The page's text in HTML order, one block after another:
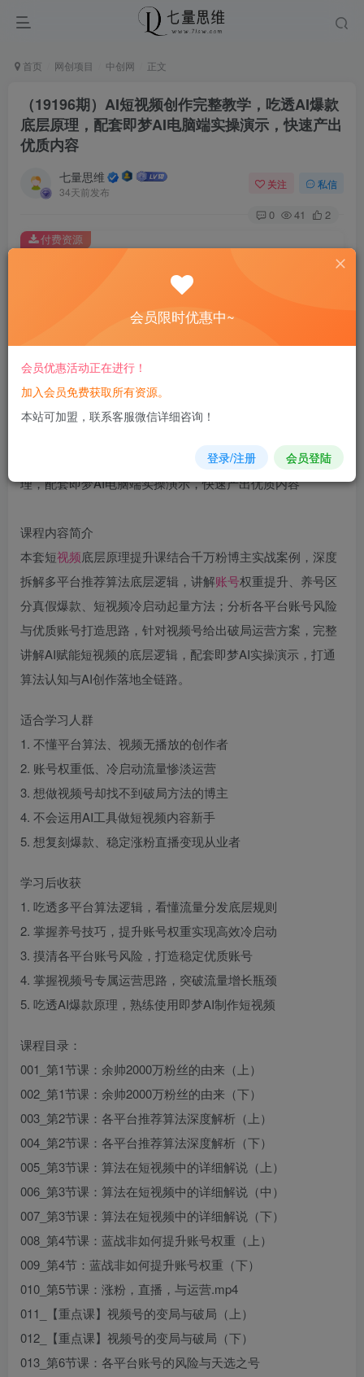
首页 网创项目 中创网 正文
（19196期）AI短视频创作完整教学，吃透AI爆款
底层原理，配套即梦AI电脑端实操演示，快速产出
优质内容
七量思维
34天前发布
关注 私信
0 41 2
此内容为付费资源，请付费后查看
￥8.8
黄金会员免费 钻石会员免费
您当前未登录！建议登陆后购买，可保存购买订单
付费资源
课程内容简介
本套短视频底层原理提升课结合千万粉博主实战案例，深度
拆解多平台推荐算法底层逻辑，讲解账号权重提升、养号区
分真假爆款、短视频冷启动起量方法；分析各平台账号风险
与优质账号打造思路，针对视频号给出破局运营方案，完整
讲解AI赋能短视频的底层逻辑，配套即梦AI实操演示，打通
算法认知与AI创作落地全链路。
适合学习人群
1. 不懂平台算法、视频无播放的创作者
2. 账号权重低、冷启动流量惨淡运营
3. 想做视频号却找不到破局方法的博主
4. 不会运用AI工具做短视频内容新手
5. 想复刻爆款、稳定涨粉直播变现从业者
学习后收获
1. 吃透多平台算法逻辑，看懂流量分发底层规则
2. 掌握养号技巧，提升账号权重实现高效冷启动
3. 摸清各平台账号风险，打造稳定优质账号
4. 掌握视频号专属运营思路，突破流量增长瓶颈
5. 吃透AI爆款原理，熟练使用即梦AI制作短视频
课程目录：
001_第1节课：余帅2000万粉丝的由来（上）
002_第1节课：余帅2000万粉丝的由来（下）
003_第2节课：各平台推荐算法深度解析（上）
004_第2节课：各平台推荐算法深度解析（下）
005_第3节课：算法在短视频中的详细解说（上）
006_第3节课：算法在短视频中的详细解说（中）
007_第3节课：算法在短视频中的详细解说（下）
008_第4节课：蓝战非如何提升账号权重（上）
009_第4节：蓝战非如何提升账号权重（下）
010_第5节课：涨粉，直播，与运营.mp4
011_【重点课】视频号的变局与破局（上）
012_【重点课】视频号的变局与破局（下）
013_第6节课：各平台账号的风险与天选之号
会员限时优惠中~
会员优惠活动正在进行！
加入会员免费获取所有资源。
本站可加盟，联系客服微信详细咨询！
登录/注册 会员登陆